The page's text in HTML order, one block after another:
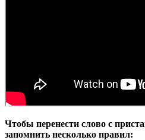
Чтобы перенести слово с
запомнить несколько правил: